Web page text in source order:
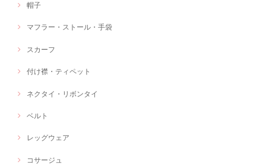
帽子
マフラー・ストール・手袋
スカーフ
付け襟・ティペット
ネクタイ・リボンタイ
ベルト
レッグウェア
コサージュ